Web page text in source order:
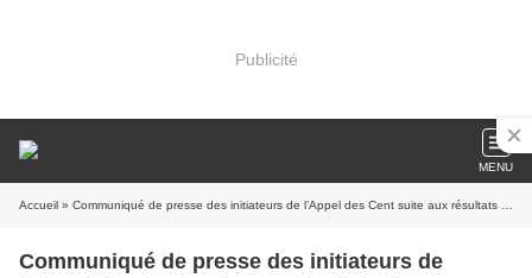
Publicité
MENU
Accueil » Communiqué de presse des initiateurs de l’Appel des Cent suite aux résultats des élections européennes
Communiqué de presse des initiateurs de